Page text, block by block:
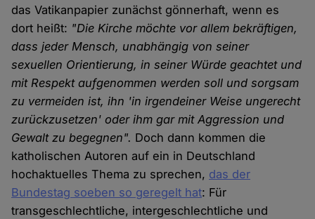
das Vatikanpapier zunächst gönnerhaft, wenn es
dort heißt: "Die Kirche möchte vor allem bekräftigen,
dass jeder Mensch, unabhängig von seiner
sexuellen Orientierung, in seiner Würde geachtet und
mit Respekt aufgenommen werden soll und sorgsam
zu vermeiden ist, ihn 'in irgendeiner Weise ungerecht
zurückzusetzen' oder ihm gar mit Aggression und
Gewalt zu begegnen". Doch dann kommen die
katholischen Autoren auf ein in Deutschland
hochaktuelles Thema zu sprechen, das der
Bundestag soeben so geregelt hat: Für
transgeschlechtliche, intergeschlechtliche und